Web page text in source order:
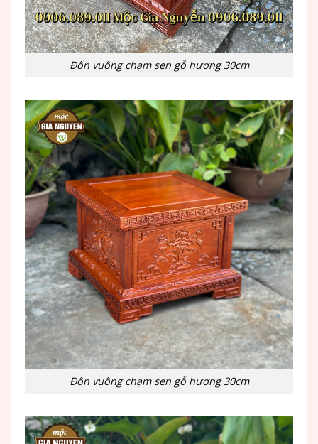
Đôn vuông chạm sen gỗ hương 30cm
Đôn vuông chạm sen gỗ hương 30cm